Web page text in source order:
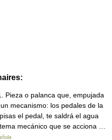
Pieza o palanca que, empujada
mecanismo: los pedales de la
el pedal, te saldrá el agua
mecánico que se acciona …